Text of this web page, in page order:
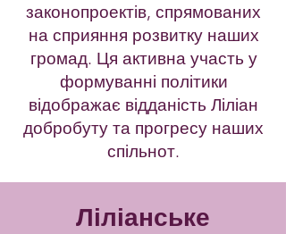
законопроектів, спрямованих
на сприяння розвитку наших
громад. Ця активна участь у
формуванні політики
відображає відданість Ліліан
добробуту та прогресу наших
спільнот.
Ліліанське